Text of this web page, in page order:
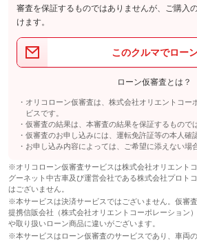
審査を保証するものではありませんが、ご購入
けます。
このクルマでロー
ローン仮審査とは？
オリコローン仮審査は、株式会社オリエントコー
ビスです。
仮審査の結果は、本審査の結果を保証するもので
仮審査のお申し込みには、運転免許証等の本人確
お申し込み内容によっては、ご希望に添えない場
※オリコローン仮審査サービスは株式会社オリエント
グーネット中古車及び運営会社である株式会社プロト
はございません。
※本サービスは決済サービスではございません。仮審
提携信販会社（株式会社オリエントコーポレーション
や取り扱いローン商品に違いがございます。
※本サービスはローン仮審査のサービスであり、車両